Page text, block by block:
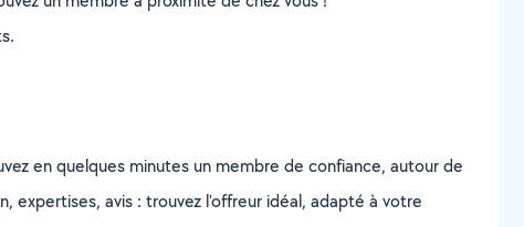
en quelques minutes un membre de confiance, autour de
expertises, avis : trouvez l'offreur idéal, adapté à votre